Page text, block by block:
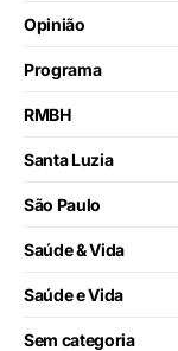
Opinião
Programa
RMBH
Santa Luzia
São Paulo
Saúde & Vida
Saúde e Vida
Sem categoria